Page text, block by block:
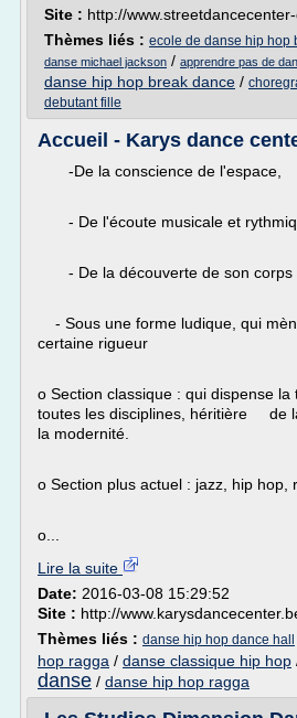
Site : http://
Thèmes liés : ecole de danse hip hop
danse michael jackson / apprendre pas de
danse hip hop break dance /
debutant fille
Accueil - Karys dance
-De la conscience de l'espace,
- De l'écoute musicale et
- De la découverte de son corps
- Sous une forme ludique, qui
certaine rigueur
o Section classique : qui dispense la
toutes les disciplines, héritière de
la modernité.
o Section plus actuel : jazz, hip hop,
o...
Lire la suite
Date: 2016-03-08 15:29:52
Site : http://
Thèmes liés : danse hip hop dance hall
hop ragga / danse classique hip hop
danse / danse hip hop ragga